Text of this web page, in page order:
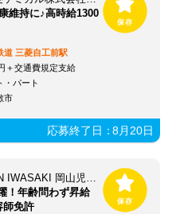
維持に♪高時給1300
道 三菱自工前駅
＋交通費規定支給
・パート
市
応募終了日：8月20日
株式会社ハクブン HAIR SALON IWASAKI 岡山児島店
！年齢問わず昇給
師免許